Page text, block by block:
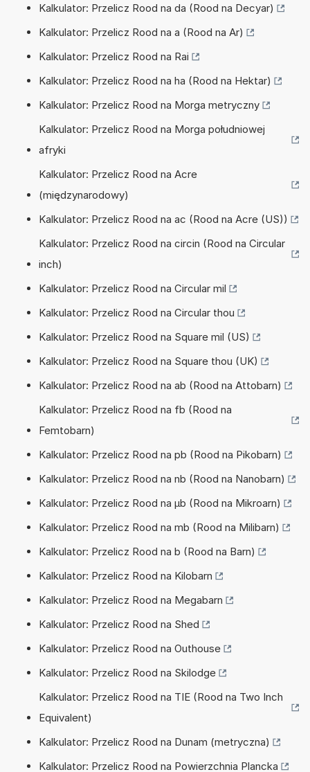
Kalkulator: Przelicz Rood na da (Rood na Decyar)
Kalkulator: Przelicz Rood na a (Rood na Ar)
Kalkulator: Przelicz Rood na Rai
Kalkulator: Przelicz Rood na ha (Rood na Hektar)
Kalkulator: Przelicz Rood na Morga metryczny
Kalkulator: Przelicz Rood na Morga południowej
afryki
Kalkulator: Przelicz Rood na Acre
(międzynarodowy)
Kalkulator: Przelicz Rood na ac (Rood na Acre (US))
Kalkulator: Przelicz Rood na circin (Rood na Circular
inch)
Kalkulator: Przelicz Rood na Circular mil
Kalkulator: Przelicz Rood na Circular thou
Kalkulator: Przelicz Rood na Square mil (US)
Kalkulator: Przelicz Rood na Square thou (UK)
Kalkulator: Przelicz Rood na ab (Rood na Attobarn)
Kalkulator: Przelicz Rood na fb (Rood na
Femtobarn)
Kalkulator: Przelicz Rood na pb (Rood na Pikobarn)
Kalkulator: Przelicz Rood na nb (Rood na Nanobarn)
Kalkulator: Przelicz Rood na µb (Rood na Mikroarn)
Kalkulator: Przelicz Rood na mb (Rood na Milibarn)
Kalkulator: Przelicz Rood na b (Rood na Barn)
Kalkulator: Przelicz Rood na Kilobarn
Kalkulator: Przelicz Rood na Megabarn
Kalkulator: Przelicz Rood na Shed
Kalkulator: Przelicz Rood na Outhouse
Kalkulator: Przelicz Rood na Skilodge
Kalkulator: Przelicz Rood na TIE (Rood na Two Inch
Equivalent)
Kalkulator: Przelicz Rood na Dunam (metryczna)
Kalkulator: Przelicz Rood na Powierzchnia Plancka